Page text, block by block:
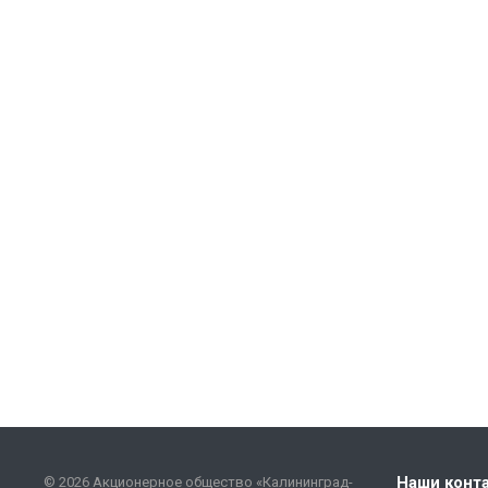
© 2026 Акционерное общество «Калининград- Наши